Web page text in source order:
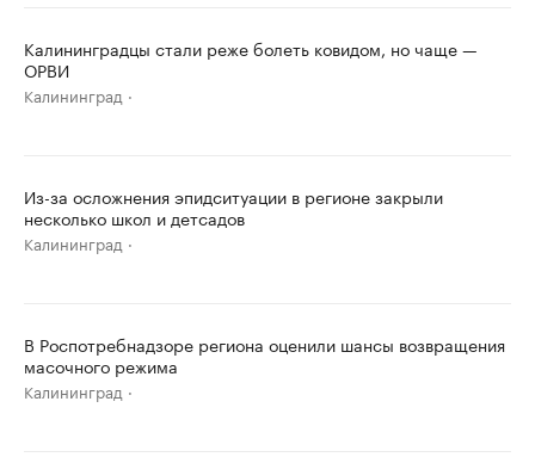
Калининградцы стали реже болеть ковидом, но чаще —
ОРВИ
Калининград
Из-за осложнения эпидситуации в регионе закрыли
несколько школ и детсадов
Калининград
В Роспотребнадзоре региона оценили шансы возвращения
масочного режима
Калининград